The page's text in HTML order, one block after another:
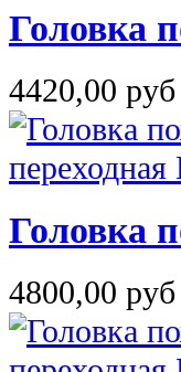
Головка
4420,00 руб
Головка
4800,00 руб